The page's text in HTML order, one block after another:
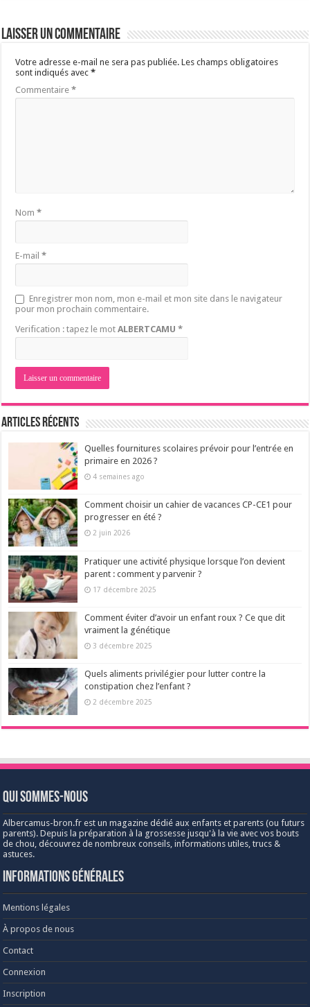
Laisser un commentaire
Votre adresse e-mail ne sera pas publiée. Les champs obligatoires
sont indiqués avec*
Commentaire*
Nom*
E-mail*
Enregistrer mon nom, mon e-mail et mon site dans le navigateur
pour mon prochain commentaire.
Verification : tapez le motALBERTCAMU *
Articles récents
Quelles fournitures scolaires prévoir pour l’entrée en
primaire en 2026 ?
4 semaines ago
Comment choisir un cahier de vacances CP-CE1 pour
progresser en été ?
2 juin 2026
Pratiquer une activité physique lorsque l’on devient
parent : comment y parvenir ?
17 décembre 2025
Comment éviter d’avoir un enfant roux ? Ce que dit
vraiment la génétique
3 décembre 2025
Quels aliments privilégier pour lutter contre la
constipation chez l’enfant ?
2 décembre 2025
Qui sommes-nous
Albercamus-bron.fr est un magazine dédié aux enfants et parents (ou futurs
parents). Depuis la préparation à la grossesse jusqu'à la vie avec vos bouts
de chou, découvrez de nombreux conseils, informations utiles, trucs &
astuces.
Informations générales
Mentions légales
À propos de nous
Contact
Connexion
Inscription